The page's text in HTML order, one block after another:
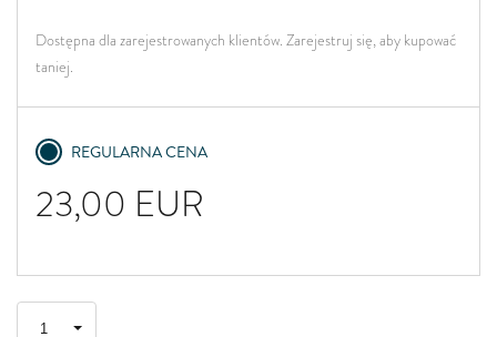
Dostępna dla zarejestrowanych klientów. Zarejestruj się, aby kupować
taniej.
REGULARNA CENA
23,00 EUR